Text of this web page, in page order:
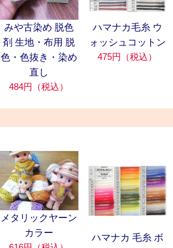
みや古染め 脱色
剤 生地・布用 脱
色・色抜き・染め
直し
484円（税込）
ハマナカ毛糸 ウ
ォッシュコットン
475円（税込）
メタリックヤーン
カラー
ハマナカ 毛糸 ボ